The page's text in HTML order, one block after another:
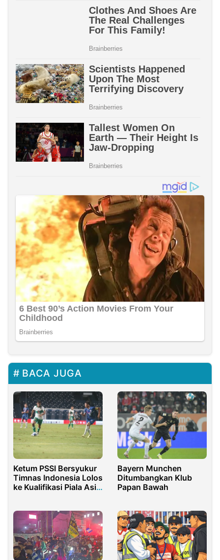
BACA JUGA
Ketum PSSI Bersyukur
Timnas Indonesia Lolos
ke Kualifikasi Piala Asia
Bayern Munchen
Ditumbangkan Klub
Papan Bawah